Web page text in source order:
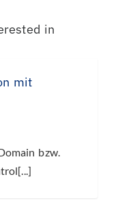
in
mit
bzw.